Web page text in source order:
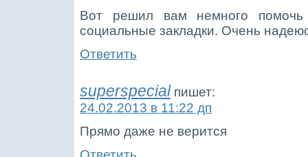
Вот решил вам немного
социальные закладки. Очень
Ответить
superspecial пишет:
24.02.2013 в 11:22 дп
Прямо даже не верится